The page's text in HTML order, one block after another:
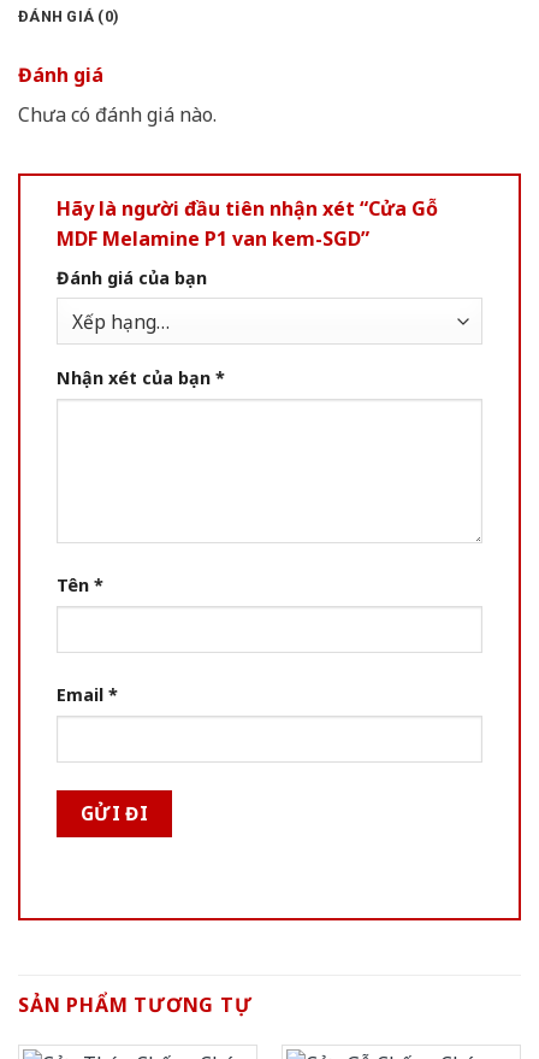
ĐÁNH GIÁ (0)
Đánh giá
Chưa có đánh giá nào.
Hãy là người đầu tiên nhận xét “Cửa Gỗ
MDF Melamine P1 van kem-SGD”
Đánh giá của bạn
Nhận xét của bạn *
Tên *
Email *
SẢN PHẨM TƯƠNG TỰ